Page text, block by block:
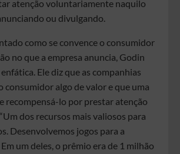
atenção voluntariamente naquilo
ou divulgando.
como se convence o consumidor
no que a empresa anuncia, Godin
Ele diz que as companhias
consumidor algo de valor e que uma
recompensá-lo por prestar atenção
dos recursos mais valiosos para
Desenvolvemos jogos para a
um deles, o prêmio era de 1 milhão